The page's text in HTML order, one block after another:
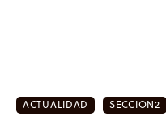
Investigación
ACTUALIDAD SECCION2